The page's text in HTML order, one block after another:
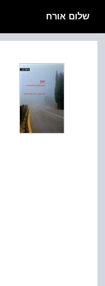
שלום אורח